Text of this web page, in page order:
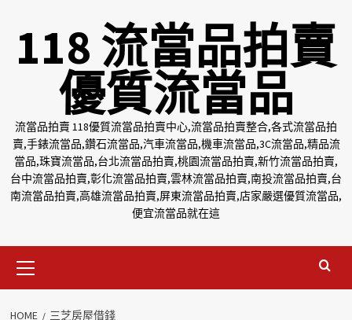
118 流當品拍賣
優質流當品
流當品拍賣 118優質流當品拍賣中心,流當品拍賣整合,各式流當品拍
賣,手錶流當品,鑽石流當品,汽車流當品,機車流當品,3C流當品,精品流
當品,珠寶流當品,台北流當品拍賣,桃園流當品拍賣,新竹流當品拍賣,
台中流當品拍賣,彰化流當品拍賣,雲林流當品拍賣,南投流當品拍賣,台
南流當品拍賣,高雄流當品拍賣,屏東流當品拍賣,店家嚴選優質流當品,
便宜流當品就在這
Menu
HOME 三芝房屋借錢